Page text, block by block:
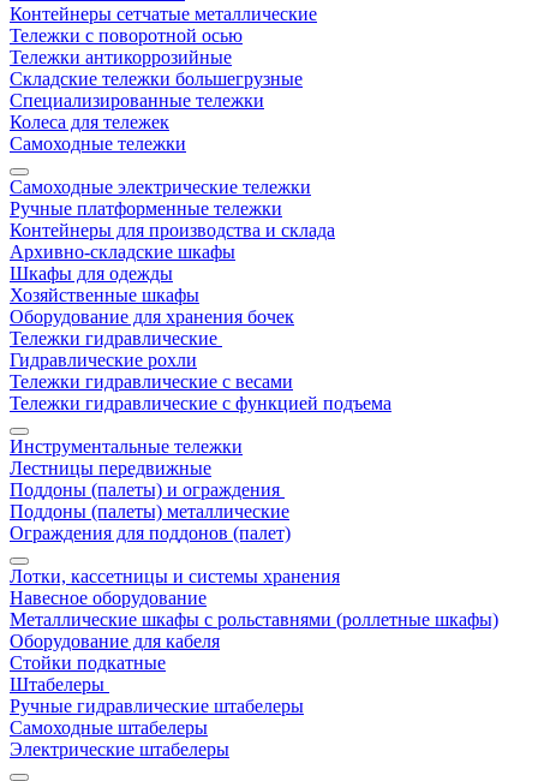
Контейнеры сетчатые металлические
Тележки с поворотной осью
Тележки антикоррозийные
Складские тележки большегрузные
Специализированные тележки
Колеса для тележек
Самоходные тележки
Самоходные электрические тележки
Ручные платформенные тележки
Контейнеры для производства и склада
Архивно-складские шкафы
Шкафы для одежды
Хозяйственные шкафы
Оборудование для хранения бочек
Тележки гидравлические
Гидравлические рохли
Тележки гидравлические с весами
Тележки гидравлические с функцией подъема
Инструментальные тележки
Лестницы передвижные
Поддоны (палеты) и ограждения
Поддоны (палеты) металлические
Ограждения для поддонов (палет)
Лотки, кассетницы и системы хранения
Навесное оборудование
Металлические шкафы с рольставнями (роллетные шкафы)
Оборудование для кабеля
Стойки подкатные
Штабелеры
Ручные гидравлические штабелеры
Самоходные штабелеры
Электрические штабелеры